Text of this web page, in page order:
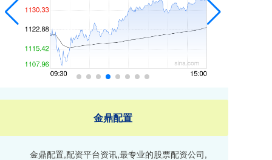
金鼎配置
金鼎配置,配资平台资讯,最专业的股票配资公司,